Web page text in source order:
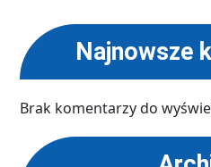
Najnowsze
Brak komentarzy do